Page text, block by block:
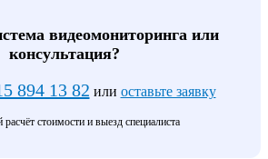
видеомониторинга или
консультация?
894 13 82 или оставьте заявку
расчёт стоимости и выезд специалиста